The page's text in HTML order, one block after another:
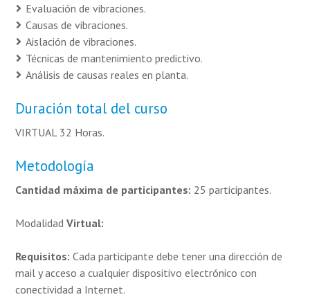
Evaluación de vibraciones.
Causas de vibraciones.
Aislación de vibraciones.
Técnicas de mantenimiento predictivo.
Análisis de causas reales en planta.
Duración total del curso
VIRTUAL 32 Horas.
Metodología
Cantidad máxima de participantes: 25 participantes.
ModalidadVirtual:
Requisitos: Cada participante debe tener una dirección de
mail y acceso a cualquier dispositivo electrónico con
conectividad a Internet.